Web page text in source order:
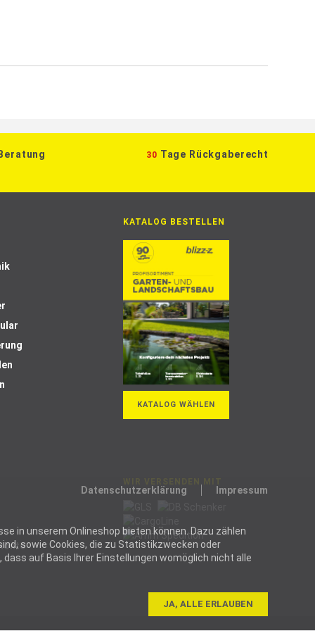
Datenschutzerklärung
Impressum
in unserem Onlineshop bieten können. Dazu zählen
sowie Cookies, die zu Statistikzwecken oder
auf Basis Ihrer Einstellungen womöglich nicht alle
JA, ALLE ERLAUBEN
30 Tage Rückgaberecht
KATALOG BESTELLEN
KATALOG WÄHLEN